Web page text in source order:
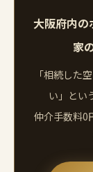
大阪府内
家
「相続した
い」とい
仲介手数料0